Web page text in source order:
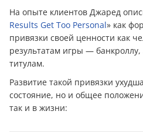
На опыте клиентов Джаред
Results Get Too Personal» как
привязки своей ценности как
результатам игры —
титулам.
Развитие такой привязки
состояние, но и общее
так и в жизни: